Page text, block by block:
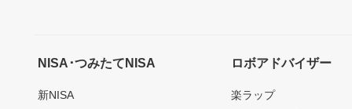
NISA･つみたてNISA
新NISA
ロボアドバイザー
楽ラップ